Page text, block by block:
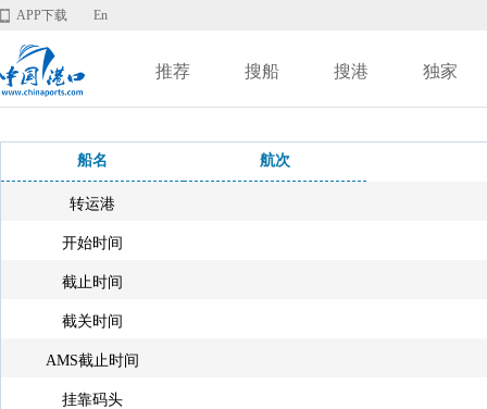
APP下载 En
推荐 搜船 搜港 独家
船名 航次
转运港
开始时间
截止时间
截关时间
AMS截止时间
挂靠码头